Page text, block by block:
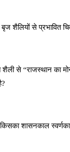
शैलियों से प्रभावित
से “राजस्थान का
शासनकाल